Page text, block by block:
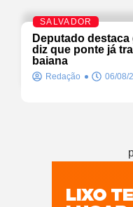
SALVADOR
Deputado
diz que ponte já
baiana
Redação 06/08/